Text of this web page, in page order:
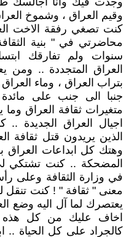
وقيم العراق ، وشموخ
كنت تصغي رفقة الاخت
محاضرتي في " بنية
سنوات ولم تفارقك
العراق المتجددة .. ومن
بتراب العراق ، وماء
جنبا الى جنب على
متغيرات ثقافة العراق
اجيال العراق الجديدة
الذين يريدون قتل ثقافة
وهتك كل ابداعات العراق
المضحكة .. كنت تشتكي
في وزارة الثقافة وعلى
معنى " ثقافة " ! كنت تنقل
يعتصرك لما آل اليه وضع
اخاف عليك من كل هذه
كالجراد على كل الحياة